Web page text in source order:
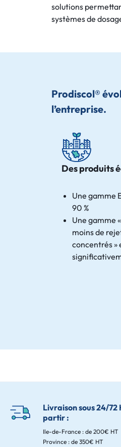
solutions
systèmes de
Prodiscol®
l’entreprise.
Des produits
Une gamme
90 %
Une gamme
moins de
concentrés »
Livraison sous 24/
partir :
Ile-de-France : de 200€ HT
Province : de 350€ HT